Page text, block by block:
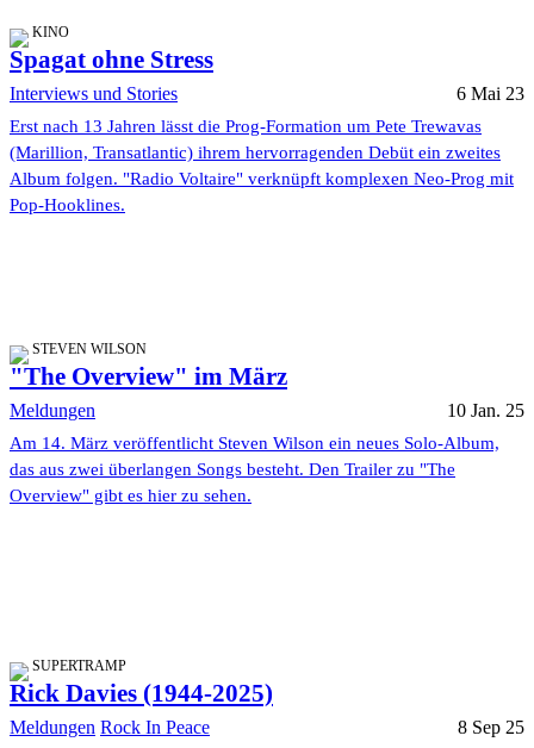
KINO
Spagat ohne Stress
Interviews und Stories 6 Mai 23
Erst nach 13 Jahren lässt die Prog-Formation um Pete Trewavas
(Marillion, Transatlantic) ihrem hervorragenden Debüt ein zweites
Album folgen. "Radio Voltaire" verknüpft komplexen Neo-Prog mit
Pop-Hooklines.
STEVEN WILSON
"The Overview" im März
Meldungen 10 Jan. 25
Am 14. März veröffentlicht Steven Wilson ein neues Solo-Album,
das aus zwei überlangen Songs besteht. Den Trailer zu "The
Overview" gibt es hier zu sehen.
SUPERTRAMP
Rick Davies (1944-2025)
Meldungen Rock In Peace 8 Sep 25